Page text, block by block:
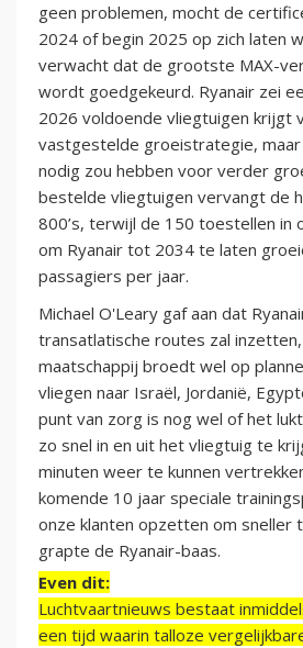
geen problemen, mocht de
2024 of begin 2025 op zich laten
verwacht dat de grootste MAX-
wordt goedgekeurd. Ryanair zei
2026 voldoende vliegtuigen krijgt
vastgestelde groeistrategie,
nodig zou hebben voor verder
bestelde vliegtuigen vervangt de
800’s, terwijl de 150 toestellen in
om Ryanair tot 2034 te laten
passagiers per jaar.
Michael O'Leary gaf aan dat
transatlatische routes zal
maatschappij broedt wel op
vliegen naar Israël, Jordanië,
punt van zorg is nog wel of het
zo snel in en uit het vliegtuig te
minuten weer te kunnen
komende 10 jaar speciale
onze klanten opzetten om sneller
grapte de Ryanair-baas.
Even dit:
Luchtvaartnieuws bestaat
een tijd waarin talloze